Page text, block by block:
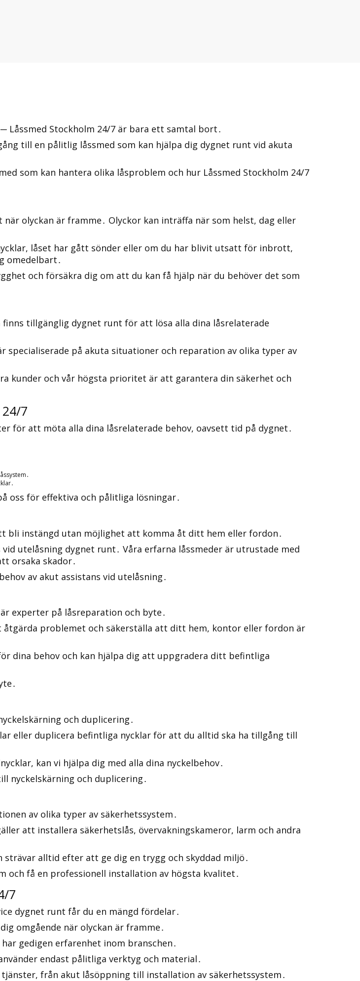
Låssmed Stockholm 24/7 är bara ett samtal bort․
till en pålitlig låssmed som kan hjälpa dig dygnet runt vid akuta
som kan hantera olika låsproblem och hur Låssmed Stockholm 24/7
olyckan är framme․ Olyckor kan inträffa när som helst, dag eller
låset har gått sönder eller om du har blivit utsatt för inbrott,
omedelbart․
och försäkra dig om att du kan få hjälp när du behöver det som
finns tillgänglig dygnet runt för att lösa alla dina låsrelaterade
specialiserade på akuta situationer och reparation av olika typer av
kunder och vår högsta prioritet är att garantera din säkerhet och
7
för att möta alla dina låsrelaterade behov, oavsett tid på dygnet․
oss för effektiva och pålitliga lösningar․
bli instängd utan möjlighet att komma åt ditt hem eller fordon․
utelåsning dygnet runt․ Våra erfarna låssmeder är utrustade med
orsaka skador․
av akut assistans vid utelåsning․
experter på låsreparation och byte․
problemet och säkerställa att ditt hem, kontor eller fordon är
dina behov och kan hjälpa dig att uppgradera ditt befintliga
och duplicering․
eller duplicera befintliga nycklar för att du alltid ska ha tillgång till
kan vi hjälpa dig med alla dina nyckelbehov․
nyckelskärning och duplicering․
av olika typer av säkerhetssystem․
att installera säkerhetslås, övervakningskameror, larm och andra
alltid efter att ge dig en trygg och skyddad miljö․
och få en professionell installation av högsta kvalitet․
7
dygnet runt får du en mängd fördelar․
omgående när olyckan är framme․
gedigen erfarenhet inom branschen․
endast pålitliga verktyg och material․
från akut låsöppning till installation av säkerhetssystem․